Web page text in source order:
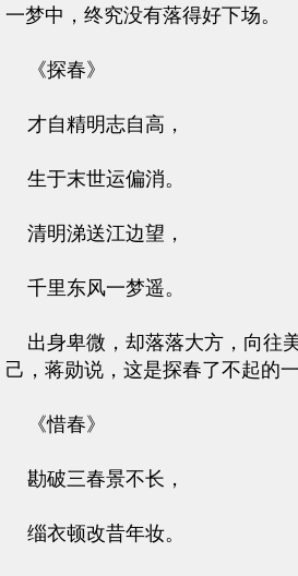
一梦中，终究没有落得好下场。
《探春》
才自精明志自高，
生于末世运偏消。
清明涕送江边望，
千里东风一梦遥。
出身卑微，却落落大方，向往
己，蒋勋说，这是探春了不起的一
《惜春》
勘破三春景不长，
缁衣顿改昔年妆。